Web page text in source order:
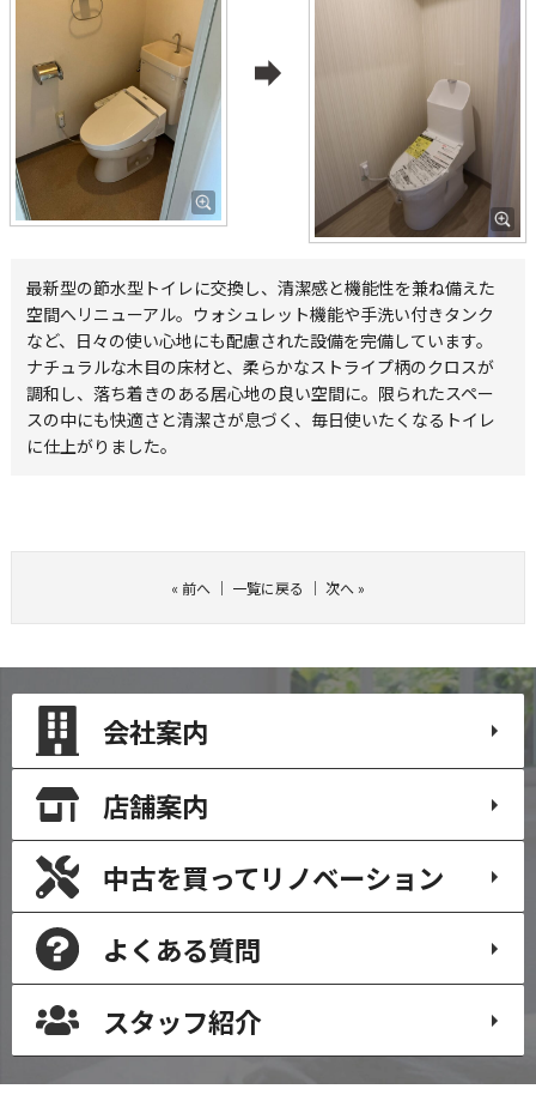
最新型の節水型トイレに交換し、清潔感と機能性を兼ね備えた
空間へリニューアル。ウォシュレット機能や手洗い付きタンク
など、日々の使い心地にも配慮された設備を完備しています。
ナチュラルな木目の床材と、柔らかなストライプ柄のクロスが
調和し、落ち着きのある居心地の良い空間に。限られたスペー
スの中にも快適さと清潔さが息づく、毎日使いたくなるトイレ
に仕上がりました。
« 前へ｜ 一覧に戻る ｜ 次へ»
会社案内
店舗案内
中古を買ってリノベーション
よくある質問
スタッフ紹介